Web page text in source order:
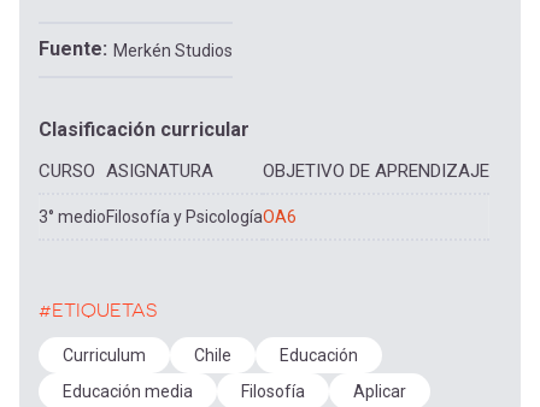
Fuente Merkén Studios
Clasificación curricular
CURSO ASIGNATURA OBJETIVO DE APRENDIZAJE
3° medioFilosofía y PsicologíaOA6
#ETIQUETAS
Curriculum Chile
Educación
Educación media
Filosofía Aplicar